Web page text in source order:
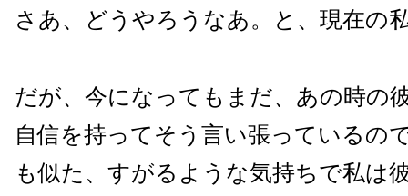
さあ、どうやろうなあ。と、現在の
だが、今になってもまだ、あの時の
自信を持ってそう言い張っているの
も似た、すがるような気持ちで私は